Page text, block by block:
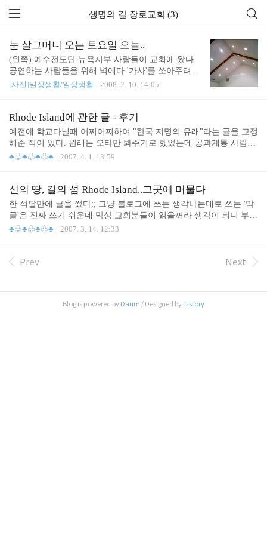
생명의 길 장로교회 (3)
눈 살그머니 오는 토요일 오늘..
(왼쪽) 예수전도단 뉴욕지부 사람들이 교회에 왔다.
공연하는 사람들을 위해 벽에다 '가사'를 쏘아주려고
준비하는게 보였다. 핸드폰으로 그것도 멀리서 찍어
했는데, 집에서 교회갈때 눈이 살살 내리기 시작했
다. 이러다 말겠지 했는데 8시 넘을때까지 그런 식으
로 살살 꽤 많이 내렸다. 다행이 따뜻해서 내리는 중
아지는 가로등 밑에서 보니 눈이 참 근사하게 내린다
에 오는 길에 Borders에 들렀다. 따뜻한 헤이즐럿 라
떼와 코코아를 주문했다. 창가에 앉아서 눈오는거 구
경하면서 마셨는데 따뜻하니 참 좋았다...
[사진]일상생활/일상생활 2008. 2. 10. 14:05
Rhode Island에 관한 글 - 후기
예전에 학교다닐때 어찌어찌하여 "한국 지명의 유래"라는 글을 교정
해준 적이 있다. 원래는 오타만 봐주기로 했었는데 공과계통 사람이
쓴 글인지 내용은 참 좋은데 앞뒤 문맥이 이상한게 한두개가 아니었
보다 훨씬 더 많은 시간이 걸렸지만, 그래도 덕분에 한국에 유명한
(근데 주로 서울) 지명의 유래에 대해 알게 되는 계기가 되었다. 그
이후에 어떤 지명을 보게 되면 여긴 왜 이런 이름이 붙었을까? 하는
그리고 이름이 지닌 의미는 중요한 것 같다.) 내 이름 그냥 붙여진게
♣♧♣♧♣♧♣ 2007. 4. 1. 13:59
신의 땅, 길의 섬 Rhode Island..그곳에 머물다
한 석달만에 글을 썼다;; 그냥 블로그에 쓰는 생각나는대로 쓰는 '막
글'은 진짜 쓰기 쉬운데 막상 교회분들이 읽을꺼라 생각이 되니 부담
이 되었다. 처음엔 별생각없이 쓰기 시작했던게 그렇게 그렇게 부담
고 생각한지 무려 세달만에 쓰게 됐다. 갈수록 쓰는게 더 어려워지는
년전 새로 transfer할 회사를 찾던 중 이곳 로드아일랜드에 있는 회사
♣♧♣♧♣♧♣ 2007. 3. 14. 12:33
Prev Next
Blog is powered by Daum / Designed byTistory